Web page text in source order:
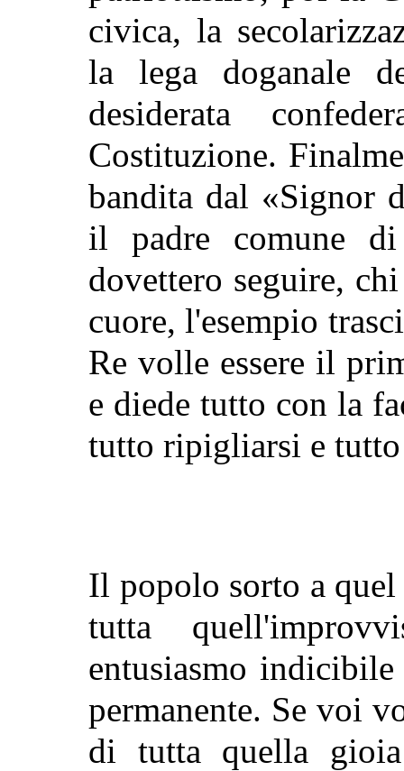
civica, la
la lega doganale
desiderata
Costituzione.
bandita dal «Signor
il padre comune
dovettero seguire,
cuore, l'esempio
Re volle essere il
e diede tutto con la
tutto ripigliarsi e tutto
Il popolo sorto a
tutta
entusiasmo
permanente. Se voi
di tutta quella